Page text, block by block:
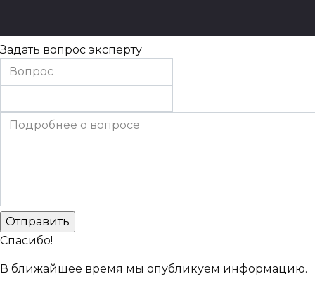
Задать вопрос эксперту
Спасибо!
В ближайшее время мы опубликуем информацию.